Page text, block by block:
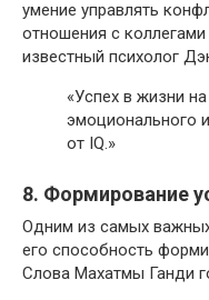
умение управлять
отношения с
известный психолог
«Успех в жизни
эмоционального
от IQ.»
8. Формирование
Одним из самых
его способность
Слова Махатмы Ганди